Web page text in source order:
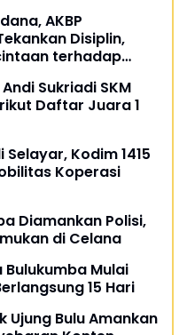
Sukriadi SKM
Daftar Juara 1
Kodim 1415
Koperasi
Diamankan Polisi,
di Celana
Mulai
15 Hari
Bulu Amankan
Konten